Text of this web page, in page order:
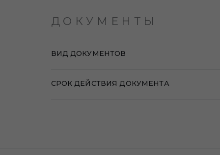
ДОКУМЕНТЫ
ВИД ДОКУМЕНТОВ
СРОК ДЕЙСТВИЯ ДОКУМЕНТА